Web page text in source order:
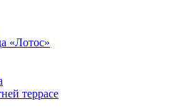
«Лотос»
террасе